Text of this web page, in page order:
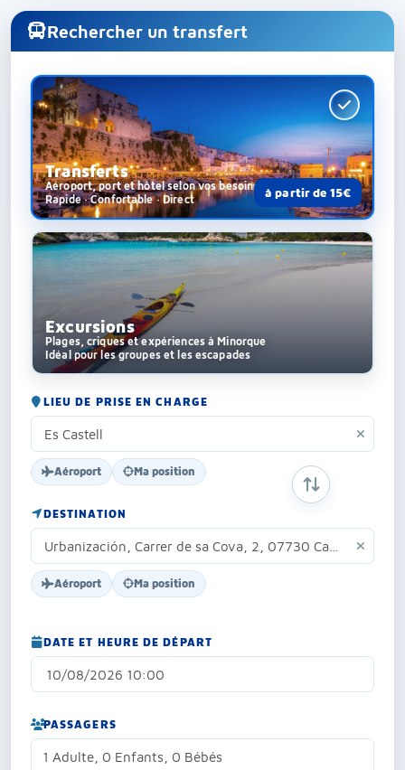
Rechercher un transfert
Transferts
Aéroport, port et hôtel selon vos besoins
Rapide · Confortable · Direct
à partir de 15€
Excursions
Plages, criques et expériences à Minorque
Idéal pour les groupes et les escapades
LIEU DE PRISE EN CHARGE
Aéroport Ma position
DESTINATION
Aéroport Ma position
INVERSER
DATE ET HEURE DE DÉPART
PASSAGERS
1 Adulte, 0 Enfants, 0 Bébés